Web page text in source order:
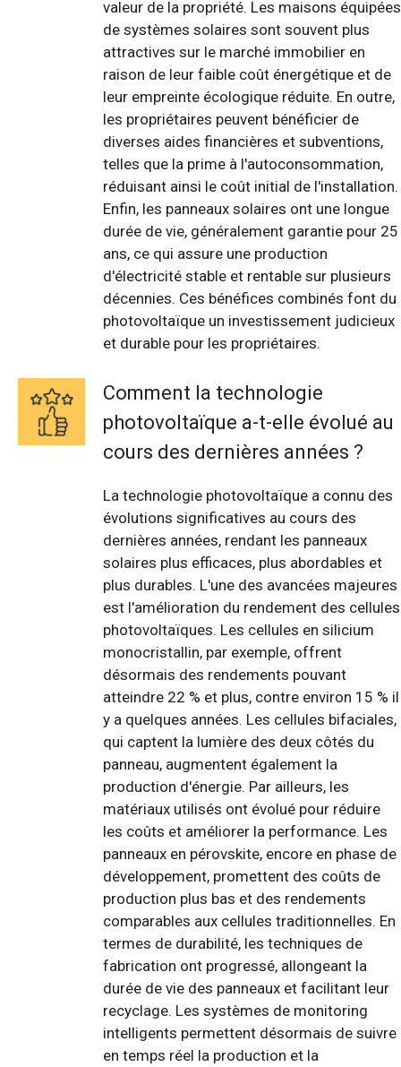
valeur de la propriété. Les maisons équipées
de systèmes solaires sont souvent plus
attractives sur le marché immobilier en
raison de leur faible coût énergétique et de
leur empreinte écologique réduite. En outre,
les propriétaires peuvent bénéficier de
diverses aides financières et subventions,
telles que la prime à l'autoconsommation,
réduisant ainsi le coût initial de l'installation.
Enfin, les panneaux solaires ont une longue
durée de vie, généralement garantie pour 25
ans, ce qui assure une production
d'électricité stable et rentable sur plusieurs
décennies. Ces bénéfices combinés font du
photovoltaïque un investissement judicieux
et durable pour les propriétaires.
Comment la technologie
photovoltaïque a-t-elle évolué au
cours des dernières années ?
La technologie photovoltaïque a connu des
évolutions significatives au cours des
dernières années, rendant les panneaux
solaires plus efficaces, plus abordables et
plus durables. L'une des avancées majeures
est l'amélioration du rendement des cellules
photovoltaïques. Les cellules en silicium
monocristallin, par exemple, offrent
désormais des rendements pouvant
atteindre 22 % et plus, contre environ 15 % il
y a quelques années. Les cellules bifaciales,
qui captent la lumière des deux côtés du
panneau, augmentent également la
production d'énergie. Par ailleurs, les
matériaux utilisés ont évolué pour réduire
les coûts et améliorer la performance. Les
panneaux en pérovskite, encore en phase de
développement, promettent des coûts de
production plus bas et des rendements
comparables aux cellules traditionnelles. En
termes de durabilité, les techniques de
fabrication ont progressé, allongeant la
durée de vie des panneaux et facilitant leur
recyclage. Les systèmes de monitoring
intelligents permettent désormais de suivre
en temps réel la production et la